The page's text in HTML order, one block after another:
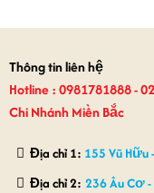
Thông tin liên hệ
Hotline : 0981781888 -
Chi Nhánh Miền Bắc
Địa chỉ 1: 155 Vũ Hữu
Địa chỉ 2: 236 Âu Cơ -